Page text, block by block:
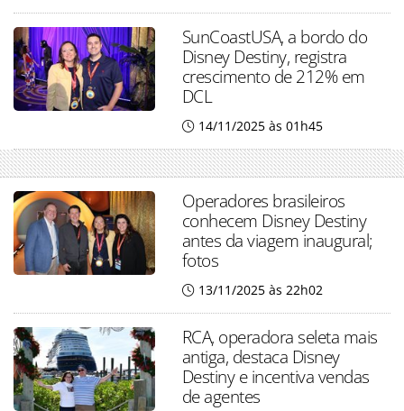
SunCoastUSA, a bordo do
Disney Destiny, registra
crescimento de 212% em
DCL
14/11/2025 às 01h45
Operadores brasileiros
conhecem Disney Destiny
antes da viagem inaugural;
fotos
13/11/2025 às 22h02
RCA, operadora seleta mais
antiga, destaca Disney
Destiny e incentiva vendas
de agentes